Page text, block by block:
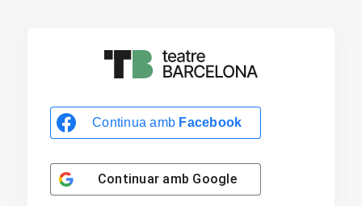
Continua amb Facebook
Continuar amb Google